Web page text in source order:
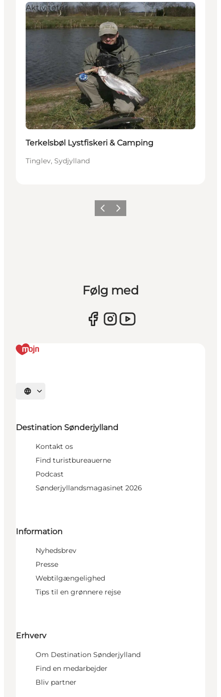
Aktiviteter
Terkelsbøl Lystfiskeri & Camping
Tinglev, Sydjylland
ForrigeNæste
Følg med
Vælg sprog
Destination Sønderjylland
Kontakt os
Find turistbureauerne
Podcast
Sønderjyllandsmagasinet 2026
Information
Nyhedsbrev
Presse
Webtilgængelighed
Tips til en grønnere rejse
Erhverv
Om Destination Sønderjylland
Find en medarbejder
Bliv partner